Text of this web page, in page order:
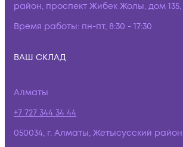
район, проспект Жибек Жолы, дом 135,
Время работы: пн-пт, 8:30 - 17:30
ВАШ СКЛАД
Алматы
+7 727 344 34 44
050034, г. Алматы, Жетысусский